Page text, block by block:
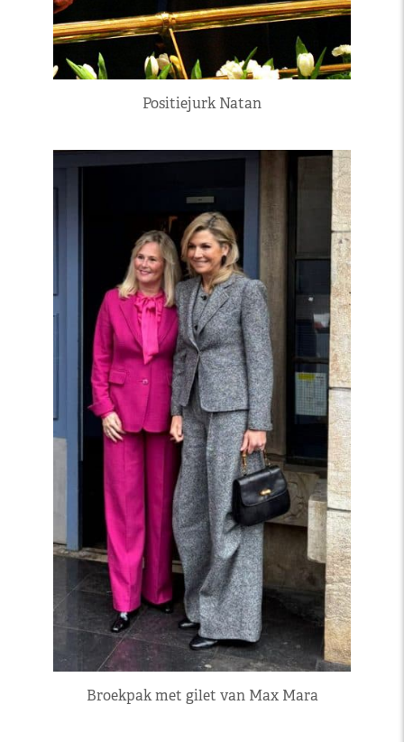
Positiejurk Natan
Broekpak met gilet van Max Mara